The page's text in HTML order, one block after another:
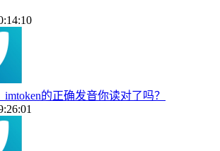
的正确发音你读对了吗？